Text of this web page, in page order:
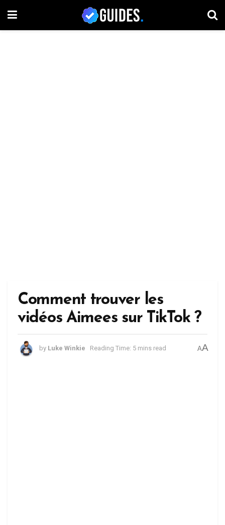
Comment trouver les
vidéos Aimees sur TikTok ?
by Luke Winkie Reading Time: 5 mins read AA